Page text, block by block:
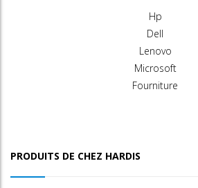
Hp
Dell
Lenovo
Microsoft
Fourniture
PRODUITS DE CHEZ HARDIS